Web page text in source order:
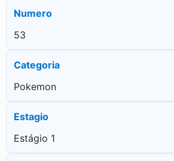
Numero
53
Categoria
Pokemon
Estagio
Estágio 1